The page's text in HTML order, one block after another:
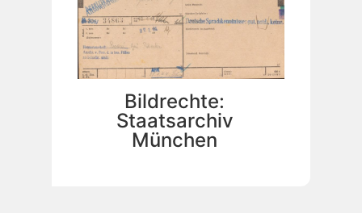
Bildrechte:
Staatsarchiv
München